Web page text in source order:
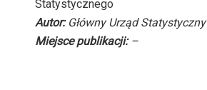
Statystycznego
Autor:Główny Urząd Statystyczny
Miejsce publikacji:–